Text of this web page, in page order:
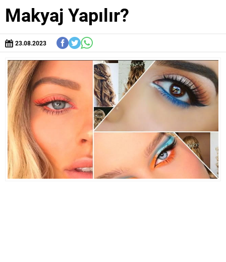
Makyaj Yapılır?
23.08.2023